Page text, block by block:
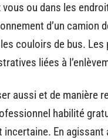
ou dans les
d’un camion
couloirs de bus.
liées à
aussi et de manière
habilité
incertaine. En